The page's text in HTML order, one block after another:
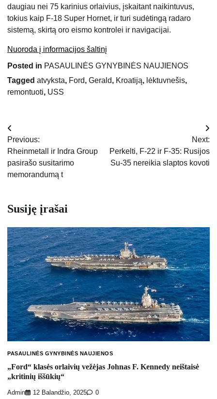
daugiau nei 75 karinius orlaivius, įskaitant naikintuvus,
tokius kaip F-18 Super Hornet, ir turi sudėtingą radaro
sistemą, skirtą oro eismo kontrolei ir navigacijai.
Nuoroda į informacijos šaltinį
Posted in PASAULINĖS GYNYBINĖS NAUJIENOS
Tagged atvyksta, Ford, Gerald, Kroatiją, lėktuvnešis,
remontuoti, USS
Navigacija
tarp
įrašų
Previous:
Rheinmetall ir Indra Group
pasirašo susitarimo
memorandumą t
Next:
Perkelti, F-22 ir F-35: Rusijos
Su-35 nereikia slaptos kovoti
Susiję įrašai
PASAULINĖS GYNYBINĖS NAUJIENOS
„Ford“ klasės orlaivių vežėjas Johnas F. Kennedy neištaisė
„kritinių iššūkių“
Admin 12 Balandžio, 2025 0